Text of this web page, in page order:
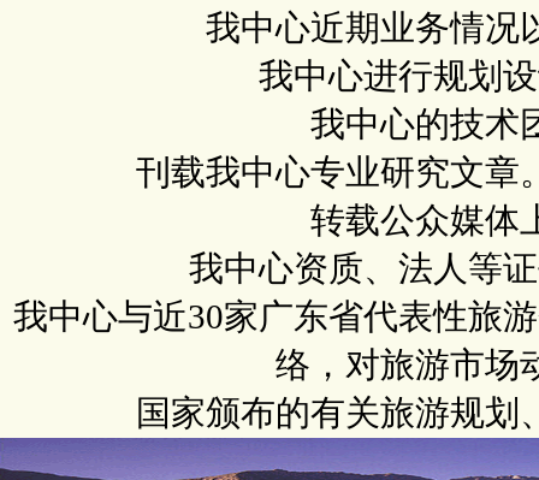
我中心近期业务情况
我中心进行规划
我中心的技术
刊载我中心专业研究文章
转载公众媒体
我中心资质、法人等
我中心与近30家广东省代表性旅
络，对旅游市场
国家颁布的有关旅游规划